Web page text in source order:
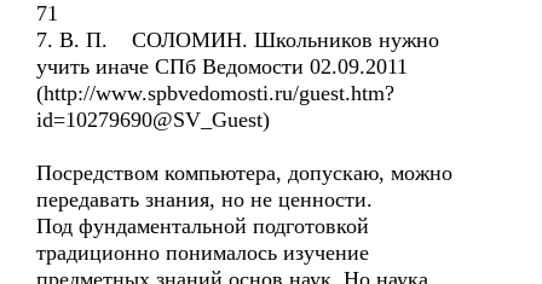
71
7. В. П. СОЛОМИН. Школьников нужно
учить иначе СПб Ведомости 02.09.2011
(http://www.spbvedomosti.ru/guest.htm?
id=10279690@SV_Guest)
Посредством компьютера, допускаю, можно
передавать знания, но не ценности.
Под фундаментальной подготовкой
традиционно понималось изучение
предметных знаний основ наук. Но наука